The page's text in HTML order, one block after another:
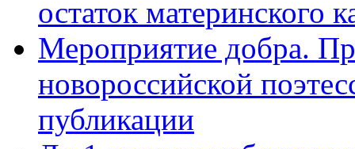
остаток материнского
Мероприятие добра.
новороссийской
публикации